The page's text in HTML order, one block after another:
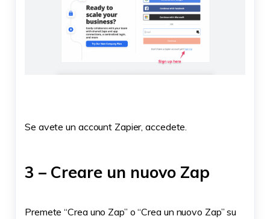
Se avete un account Zapier, accedete.
3 – Creare un nuovo Zap
Premete “Crea uno Zap” o “Crea un nuovo Zap” su